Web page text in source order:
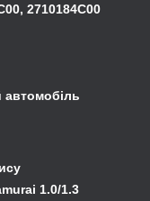
2710184C00
автомобіль
1.0/1.3